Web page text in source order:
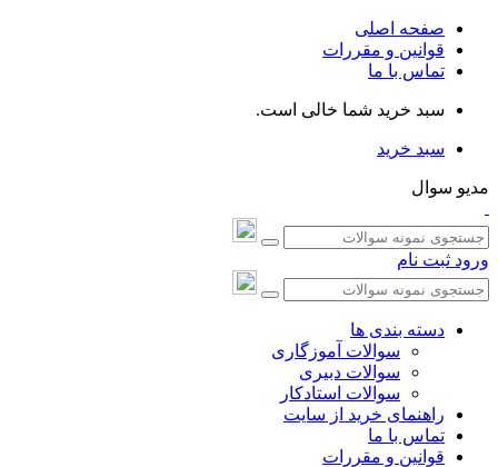
صفحه اصلی
قوانین و مقررات
تماس با ما
سبد خرید شما خالی است.
سبد خرید
مدیو سوال
ورود ثبت نام
دسته بندی ها
سوالات آموزگاری
سوالات دبیری
سوالات استادکار
راهنمای خرید از سایت
تماس با ما
قوانین و مقررات